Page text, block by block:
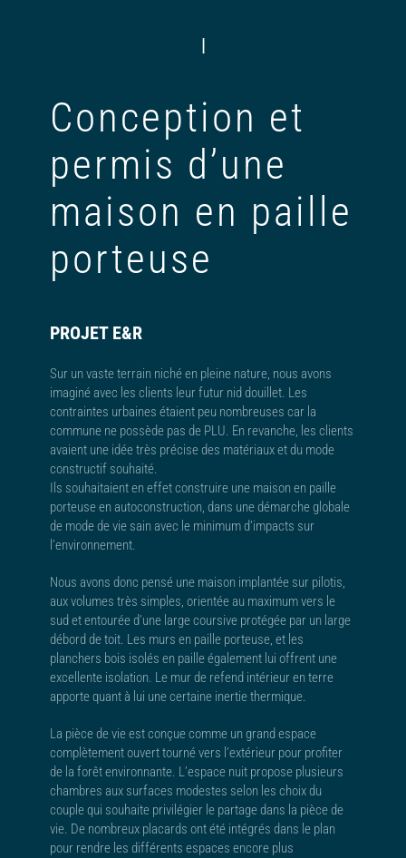
|
Conception et
permis d’une
maison en paille
porteuse
PROJET E&R
Sur un vaste terrain niché en pleine nature, nous avons
imaginé avec les clients leur futur nid douillet. Les
contraintes urbaines étaient peu nombreuses car la
commune ne possède pas de PLU. En revanche, les clients
avaient une idée très précise des matériaux et du mode
constructif souhaité.
Ils souhaitaient en effet construire une maison en paille
porteuse en autoconstruction, dans une démarche globale
de mode de vie sain avec le minimum d’impacts sur
l’environnement.
Nous avons donc pensé une maison implantée sur pilotis,
aux volumes très simples, orientée au maximum vers le
sud et entourée d’une large coursive protégée par un large
débord de toit. Les murs en paille porteuse, et les
planchers bois isolés en paille également lui offrent une
excellente isolation. Le mur de refend intérieur en terre
apporte quant à lui une certaine inertie thermique.
La pièce de vie est conçue comme un grand espace
complètement ouvert tourné vers l’extérieur pour profiter
de la forêt environnante. L’espace nuit propose plusieurs
chambres aux surfaces modestes selon les choix du
couple qui souhaite privilégier le partage dans la pièce de
vie. De nombreux placards ont été intégrés dans le plan
pour rendre les différents espaces encore plus